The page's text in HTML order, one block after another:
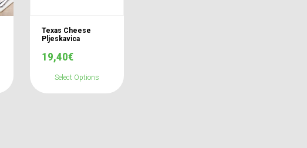
Texas Cheese
Pljeskavica
19,40€
Select Options